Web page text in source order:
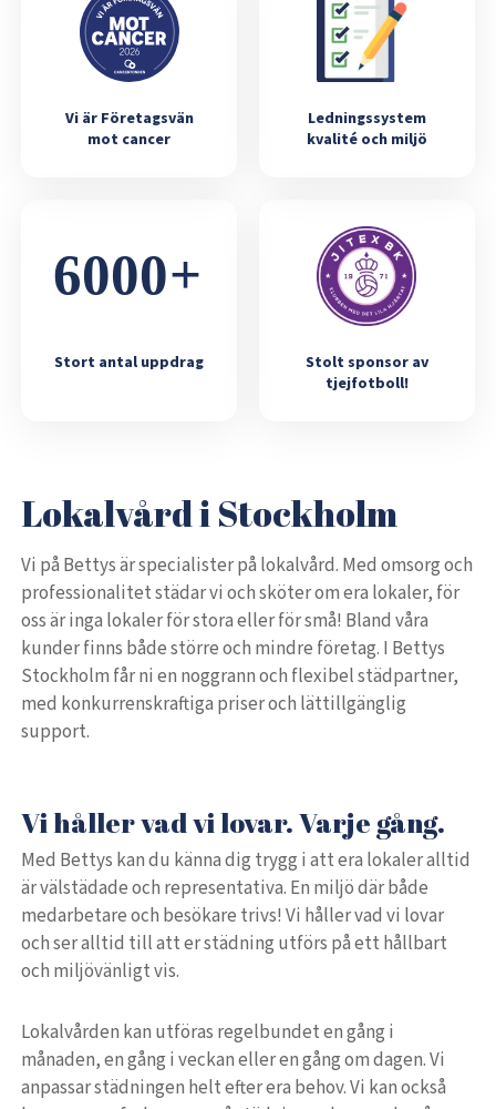
Vi är Företagsvän
mot cancer
Ledningssystem
kvalité och miljö
Stort antal uppdrag
Stolt sponsor av
tjejfotboll!
Lokalvård i Stockholm
Vi på Bettys är specialister på lokalvård. Med omsorg och
professionalitet städar vi och sköter om era lokaler, för
oss är inga lokaler för stora eller för små! Bland våra
kunder finns både större och mindre företag. I Bettys
Stockholm får ni en noggrann och flexibel städpartner,
med konkurrenskraftiga priser och lättillgänglig
support.
Vi håller vad vi lovar. Varje gång.
Med Bettys kan du känna dig trygg i att era lokaler alltid
är välstädade och representativa. En miljö där både
medarbetare och besökare trivs! Vi håller vad vi lovar
och ser alltid till att er städning utförs på ett hållbart
och miljövänligt vis.
Lokalvården kan utföras regelbundet en gång i
månaden, en gång i veckan eller en gång om dagen. Vi
anpassar städningen helt efter era behov. Vi kan också